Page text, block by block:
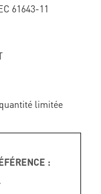
61643-11
limitée
: